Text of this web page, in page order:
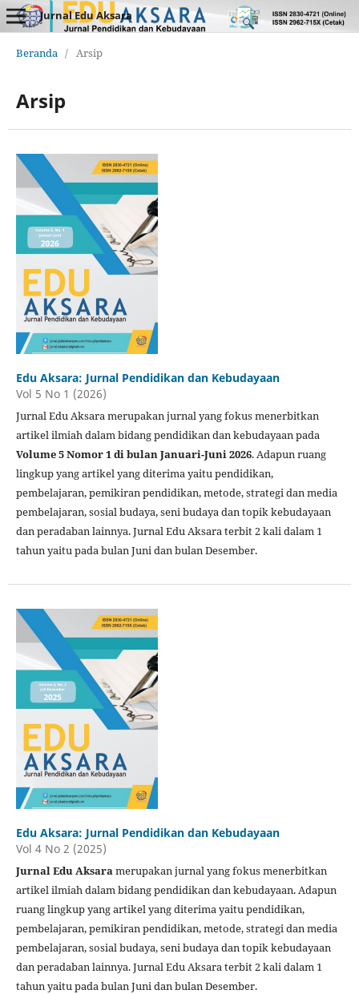
Jurnal Edu Aksara
Beranda / Arsip
Arsip
Edu Aksara: Jurnal Pendidikan dan Kebudayaan
Vol 5 No 1 (2026)
Jurnal Edu Aksara merupakan jurnal yang fokus menerbitkan
artikel ilmiah dalam bidang pendidikan dan kebudayaan pada
Volume 5 Nomor 1 di bulan Januari-Juni 2026. Adapun ruang
lingkup yang artikel yang diterima yaitu pendidikan,
pembelajaran, pemikiran pendidikan, metode, strategi dan media
pembelajaran, sosial budaya, seni budaya dan topik kebudayaan
dan peradaban lainnya. Jurnal Edu Aksara terbit 2 kali dalam 1
tahun yaitu pada bulan Juni dan bulan Desember.
Edu Aksara: Jurnal Pendidikan dan Kebudayaan
Vol 4 No 2 (2025)
Jurnal Edu Aksaramerupakan jurnal yang fokus menerbitkan
artikel ilmiah dalam bidang pendidikan dan kebudayaan. Adapun
ruang lingkup yang artikel yang diterima yaitu pendidikan,
pembelajaran, pemikiran pendidikan, metode, strategi dan media
pembelajaran, sosial budaya, seni budaya dan topik kebudayaan
dan peradaban lainnya. Jurnal Edu Aksara terbit 2 kali dalam 1
tahun yaitu pada bulan Juni dan bulan Desember.